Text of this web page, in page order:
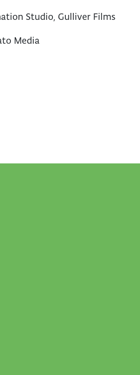
Studio, Gulliver Films
Media